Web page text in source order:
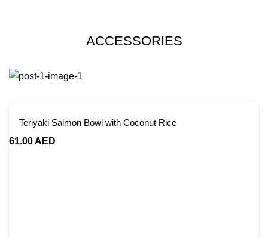
ACCESSORIES
Teriyaki Salmon Bowl with Coconut Rice
61.00AED